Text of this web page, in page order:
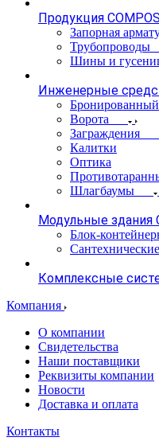
Продукция
Запорная
Трубопроводы
Шины и
Инженерные
Ворота
Заграждения
Калитки
Оптика
Шлагбаумы
Модульные здания
Блок-
Комплексные
Компания
О компании
Свидетельства
Наши поставщики
Реквизиты компании
Новости
Доставка и оплата
Контакты